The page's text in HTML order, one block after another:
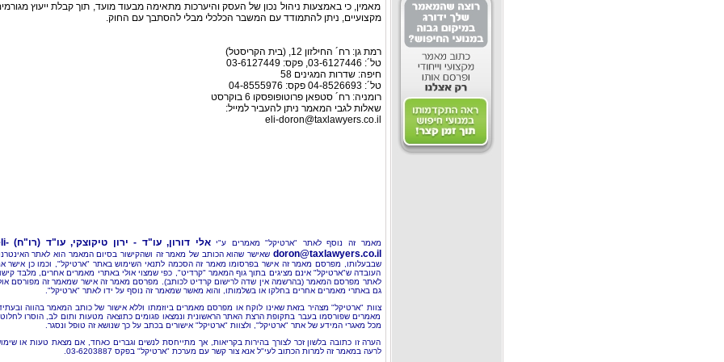
מאמין, כי באמצעות ניהול נכון של העסק והיערכות מתאימה מבעוד מועד, תוך קבלת ייעוץ
מקצועיים, ניתן להתמודד עם המשבר הכלכלי מבלי להסתבך עם החוק.
רמת גן: רח´ החילזון 12, (בית הקריסטל)
טל´: 03-6127446, פקס: 03-6127449
חיפה: שדרות המגינים 58
טל´: 04-8526693 פקס: 04-8555976
רומניה: רח´ סטפאן פרוטופופסקו 6 בוקרסט
שאלות לגבי המאמר ניתן להעביר למייל:
eli-doron@taxlawyers.co.il
מאמר זה נוסף לאתר "ארטיקל" מאמרים ע"יאלי דורון, עו"ד - ירון טיקוצקי, עו"ד (רו"ח)
doron@taxlawyers.co.il שאישר שהוא הכותב של מאמר זה ושהקישור בסיום המאמר הוא לאתר
שבבעלותו, מפרסם מאמר זה אישר בפרסומו מאמר זה הסכמה לתנאי השימוש באתר "ארטיקל", וכמו כן אישר
העובדה ש"ארטיקל" אינם מציגים בתוך גוף המאמר "קרדיט", כפי שמצוי אולי באתרי מאמרים אחרים, מלבד
לאתר מפרסם המאמר (בהרשמה אין שדה לרישום קרדיט לכותב). מפרסם מאמר זה אישר שמאמר זה מפורסם
גם באתרי מאמרים אחרים בחלקו או בשלמותו, והוא מאשר שמאמר זה נוסף על ידו לאתר "ארטיקל".
צוות "ארטיקל" מצהיר בזאת שאינו לוקח או מפרסם מאמרים ביוזמתו וללא אישור של כותב המאמר בהווה
מאמרים שפורסמו בעבר בתקופת הרצת האתר הראשונית ונמצאו פגומים כתוצאה מטעות ותום לב, הוסרו
מכל מאגרי המידע של אתר "ארטיקל", ולצוות "ארטיקל" אישורים בכתב על כך שנושא זה טופל ונסגר.
הערה זו כתובה בלשון זכר לצורך בהירות בקריאות, אך מתייחסת לנשים וגברים כאחד, אם מצאת טעות או
לרעה במאמר זה למרות הכתוב לעי"ל אנא צור קשר עם מערכת "ארטיקל" בפקס 03-6203887.